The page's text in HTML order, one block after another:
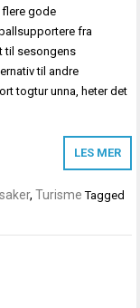
gode
fra
til sesongens
til andre
togtur unna, heter det
LES MER
,Turisme Tagged